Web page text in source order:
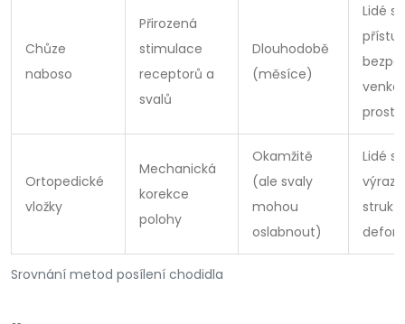
Srovnání metod posílení chodidla
Chůze
naboso
Přirozená
stimulace
receptorů a
svalů
Dlouhodobě
(měsíce)
Lidé s
Ortopedické
vložky
Mechanická
korekce
polohy
Okamžitě
(ale svaly
mohou
oslabnout)
Lidé s